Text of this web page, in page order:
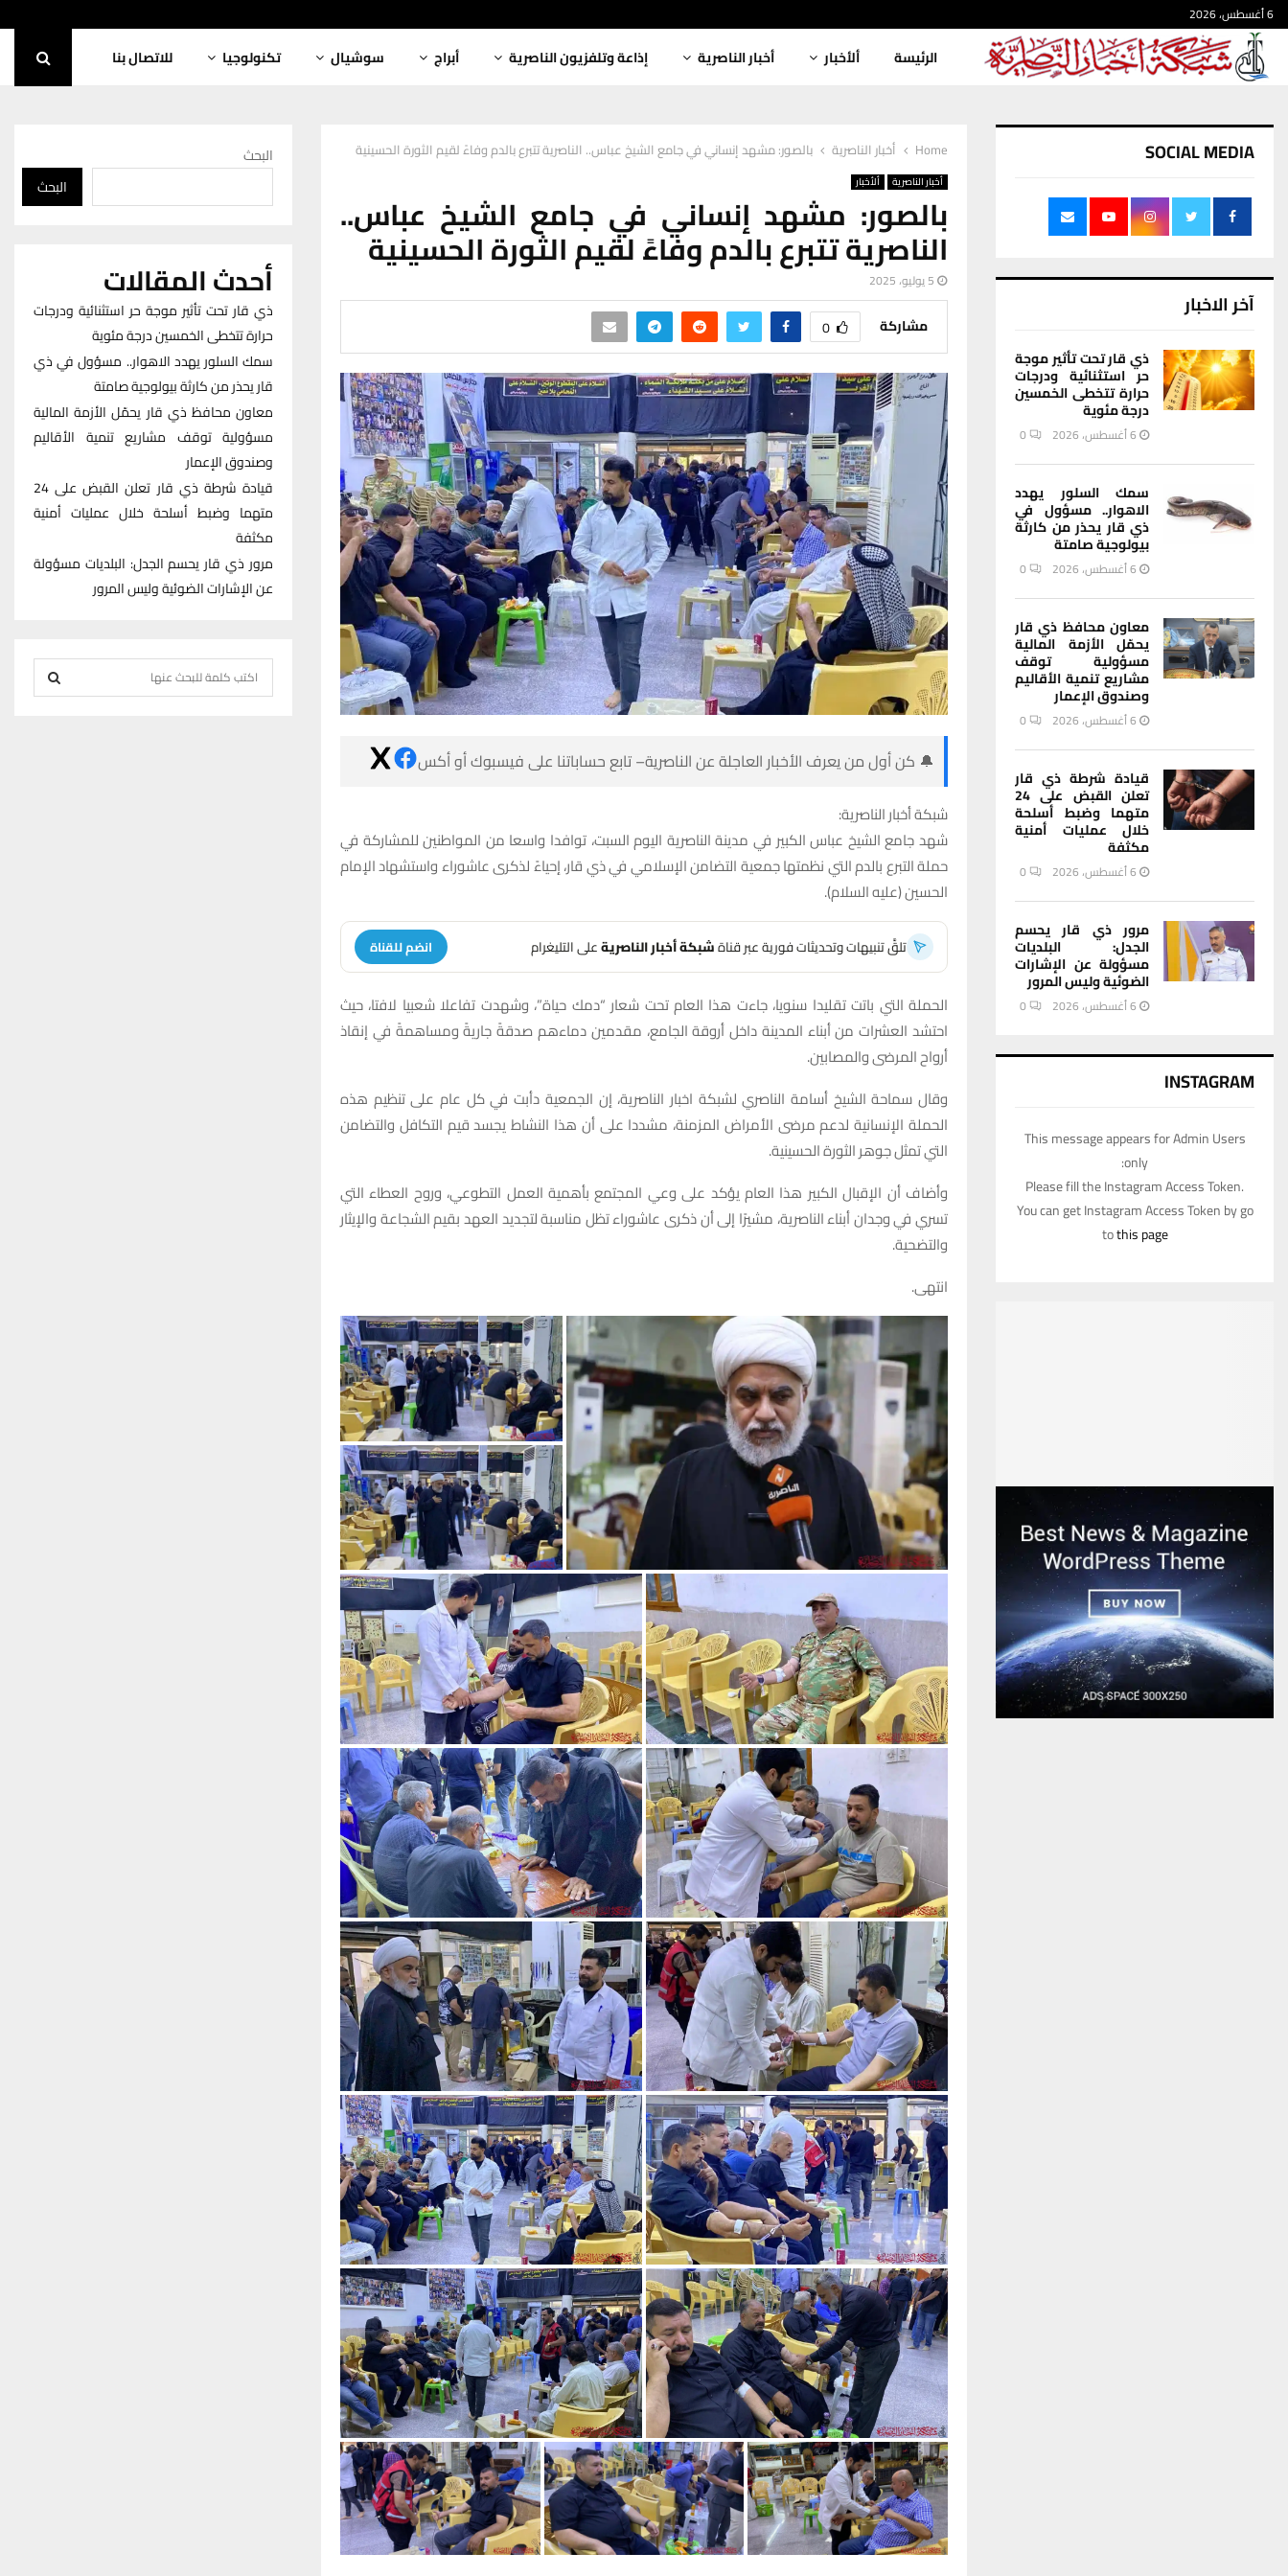
6 أغسطس، 2026
الرئيسة ألأخبار أخبار الناصرية إذاعة وتلفزيون الناصرية أبراج سوشيال تكنولوجيا للاتصال بنا
Home أخبار الناصرية بالصور: مشهد إنساني في جامع الشيخ عباس.. الناصرية تتبرع بالدم وفاءً لقيم الثورة الحسينية
أخبار الناصرية ألأخبار
بالصور: مشهد إنساني في جامع الشيخ عباس..
الناصرية تتبرع بالدم وفاءً لقيم الثورة الحسينية
5 يوليو، 2025
مشاركة 0
🔔 كن أول من يعرف الأخبار العاجلة عن الناصرية– تابع حساباتنا على فيسبوك أو أكس
شبكة أخبار الناصرية:
شهد جامع الشيخ عباس الكبير في مدينة الناصرية اليوم السبت، توافدا واسعا من المواطنين للمشاركة في
حملة التبرع بالدم التي نظمتها جمعية التضامن الإسلامي في ذي قار، إحياءً لذكرى عاشوراء واستشهاد الإمام
الحسين (عليه السلام).
تلقَّ تنبيهات وتحديثات فورية عبر قناةشبكة أخبار الناصريةعلى التليغرام انضم للقناة
الحملة التي باتت تقليدا سنويا، جاءت هذا العام تحت شعار “دمك حياة”، وشهدت تفاعلا شعبيا لافتا، حيث
احتشد العشرات من أبناء المدينة داخل أروقة الجامع، مقدمين دماءهم صدقةً جاريةً ومساهمةً في إنقاذ
أرواح المرضى والمصابين.
وقال سماحة الشيخ أسامة الناصري لشبكة اخبار الناصرية، إن الجمعية دأبت في كل عام على تنظيم هذه
الحملة الإنسانية لدعم مرضى الأمراض المزمنة، مشددا على أن هذا النشاط يجسد قيم التكافل والتضامن
التي تمثل جوهر الثورة الحسينية.
وأضاف أن الإقبال الكبير هذا العام يؤكد على وعي المجتمع بأهمية العمل التطوعي، وروح العطاء التي
تسري في وجدان أبناء الناصرية، مشيرًا إلى أن ذكرى عاشوراء تظل مناسبة لتجديد العهد بقيم الشجاعة والإيثار
والتضحية.
انتهى.
SOCIAL MEDIA
آخر الاخبار
ذي قار تحت تأثير موجة
حر استثنائية ودرجات
حرارة تتخطى الخمسين
درجة مئوية
6 أغسطس، 2026 0
سمك السلور يهدد
الاهوار.. مسؤول في
ذي قار يحذر من كارثة
بيولوجية صامتة
6 أغسطس، 2026 0
معاون محافظ ذي قار
يحمّل الأزمة المالية
مسؤولية توقف
مشاريع تنمية الأقاليم
وصندوق الإعمار
6 أغسطس، 2026 0
قيادة شرطة ذي قار
تعلن القبض على 24
متهما وضبط أسلحة
خلال عمليات أمنية
مكثفة
6 أغسطس، 2026 0
مرور ذي قار يحسم
الجدل: البلديات
مسؤولة عن الإشارات
الضوئية وليس المرور
6 أغسطس، 2026 0
INSTAGRAM
This message appears for Admin Users
only:
Please fill the Instagram Access Token.
You can get Instagram Access Token by go
tothis page
البحث
البحث
أحدث المقالات
ذي قار تحت تأثير موجة حر استثنائية ودرجات
حرارة تتخطى الخمسين درجة مئوية
سمك السلور يهدد الاهوار.. مسؤول في ذي
قار يحذر من كارثة بيولوجية صامتة
معاون محافظ ذي قار يحمّل الأزمة المالية
مسؤولية توقف مشاريع تنمية الأقاليم
وصندوق الإعمار
قيادة شرطة ذي قار تعلن القبض على 24
متهما وضبط أسلحة خلال عمليات أمنية
مكثفة
مرور ذي قار يحسم الجدل: البلديات مسؤولة
عن الإشارات الضوئية وليس المرور
e